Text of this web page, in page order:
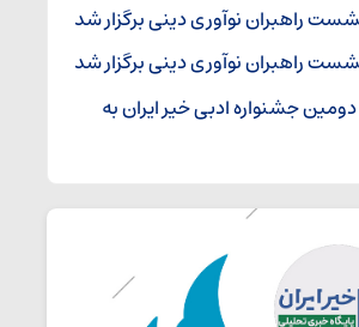
راهبران نوآوری دینی برگزار شد
راهبران نوآوری دینی برگزار شد
جشنواره ادبی خیر ایران به